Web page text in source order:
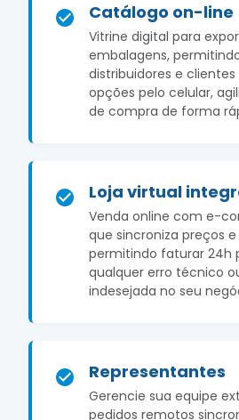
Catálogo on-line
Vitrine digital para
embalagens,
distribuidores e
opções pelo celular,
de compra de forma
Loja virtual
Venda online com e-
que sincroniza preços
permitindo faturar 24h
qualquer erro técnico
indesejada no seu
Representantes
Gerencie sua equipe
pedidos remotos